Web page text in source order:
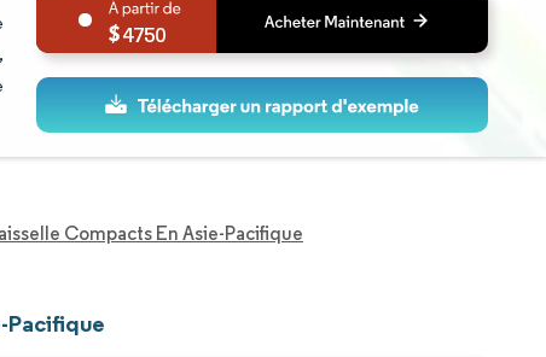
4750
Compacts En Asie-Pacifique
Pacifique